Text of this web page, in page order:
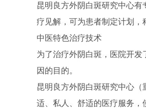
昆明良方外阴白斑研究中心
疗见解，可为患者制定计划，
中医特色治疗技术
为了治疗外阴白斑，医院开
因的目的。
昆明良方外阴白斑研究中心
适、私人、舒适的医疗服务，